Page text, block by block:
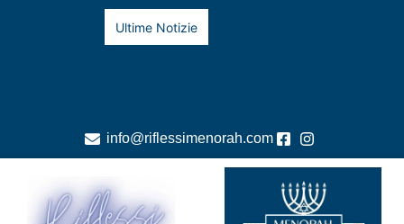
Ultime Notizie
info@riflessimenorah.com